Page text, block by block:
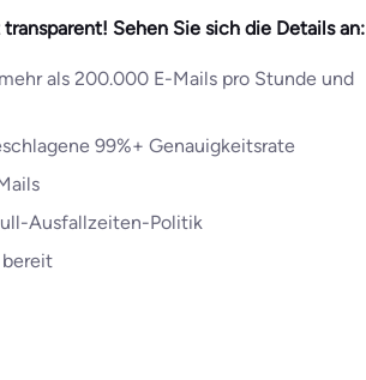
transparent! Sehen Sie sich die Details an:
mehr als 200.000 E-Mails pro Stunde und
99%+ Genauigkeitsrate
Ausfallzeiten-Politik
bereit